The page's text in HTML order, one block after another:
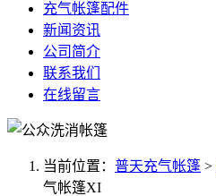
充气帐篷配件
新闻资讯
公司简介
联系我们
在线留言
当前位置： 普天充气帐篷 >
气帐篷XI